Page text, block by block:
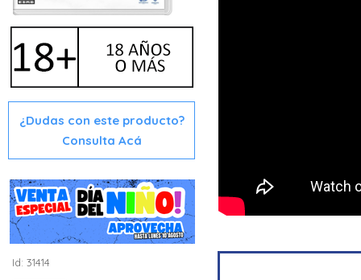
¿Dudas con este producto?
Consulta Acá
Id: 31414